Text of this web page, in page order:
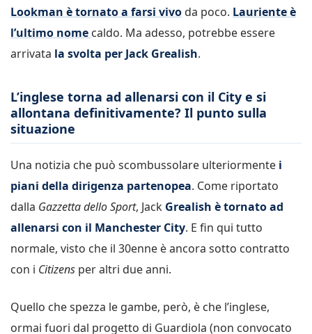
Lookman è tornato a farsi vivo da poco. Lauriente è
l’ultimo nome caldo. Ma adesso, potrebbe essere
arrivata la svolta per Jack Grealish.
L’inglese torna ad allenarsi con il City e si
allontana definitivamente? Il punto sulla
situazione
Una notizia che può scombussolare ulteriormente i
piani della dirigenza partenopea. Come riportato
dalla Gazzetta dello Sport, Jack Grealish è tornato ad
allenarsi con il Manchester City. E fin qui tutto
normale, visto che il 30enne è ancora sotto contratto
con i Citizens per altri due anni.
Quello che spezza le gambe, però, è che l’inglese,
ormai fuori dal progetto di Guardiola (non convocato